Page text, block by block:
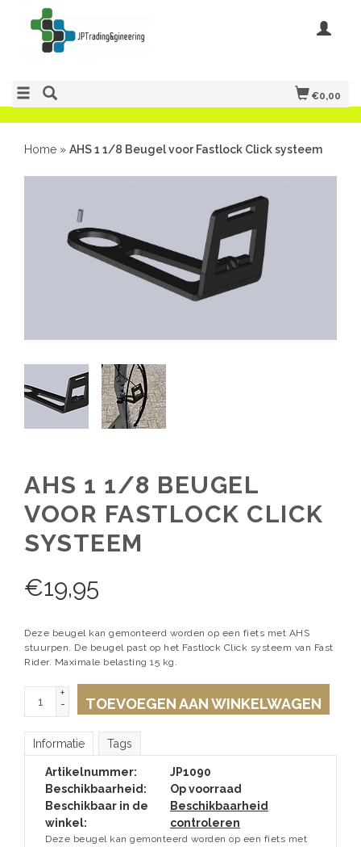
€0,00
Home » AHS 1 1/8 Beugel voor Fastlock Click systeem
AHS 1 1/8 BEUGEL
VOOR FASTLOCK CLICK
SYSTEEM
€19,95
Deze beugel kan gemonteerd worden op een fiets met AHS
stuurpen. De beugel past op het Fastlock Click systeem van Fast
Rider. Maximale belasting 15 kg.
+
-
TOEVOEGEN AAN WINKELWAGEN
Informatie Tags
Artikelnummer:
JP1090
Beschikbaarheid:
Op voorraad
Beschikbaar in de
winkel:
Beschikbaarheid
controleren
Deze beugel kan gemonteerd worden op een fiets met